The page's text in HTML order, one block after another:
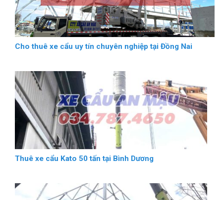
Cho thuê xe cẩu uy tín chuyên nghiệp tại Đồng Nai
Thuê xe cẩu Kato 50 tấn tại Bình Dương